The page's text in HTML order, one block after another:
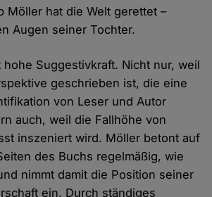
Möller hat die Welt gerettet –
Augen seiner Tochter.
Suggestivkraft. Nicht nur, weil
geschrieben ist, die eine
von Leser und Autor
auch, weil die Fallhöhe von
inszeniert wird. Möller betont auf
des Buchs regelmäßig, wie
nimmt damit die Position seiner
ein. Durch ständiges